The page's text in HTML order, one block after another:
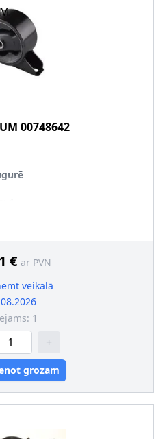
00748642
€ ar PVN
veikalā
1
+
grozam